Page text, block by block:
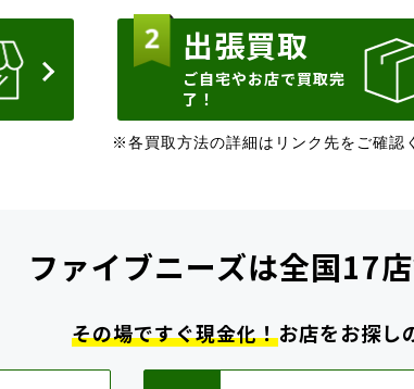
出張買取
ご自宅やお店で買取完
了！
※各買取方法の詳細はリンク先をご確認
ファイブニーズは全国17
その場ですぐ現金化！お店をお探し